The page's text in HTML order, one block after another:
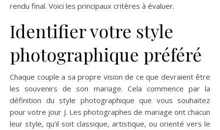
rendu final. Voici les principaux critères à évaluer.
Identifier votre style
photographique préféré
Chaque couple a sa propre vision de ce que devraient être
les souvenirs de son mariage. Cela commence par la
définition du style photographique que vous souhaitez
pour votre jour J. Les photographes de mariage ont chacun
leur style, qu’il soit classique, artistique, ou orienté vers le